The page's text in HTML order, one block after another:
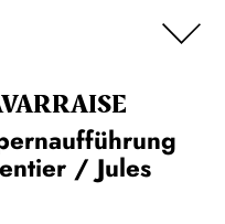
/ Jules